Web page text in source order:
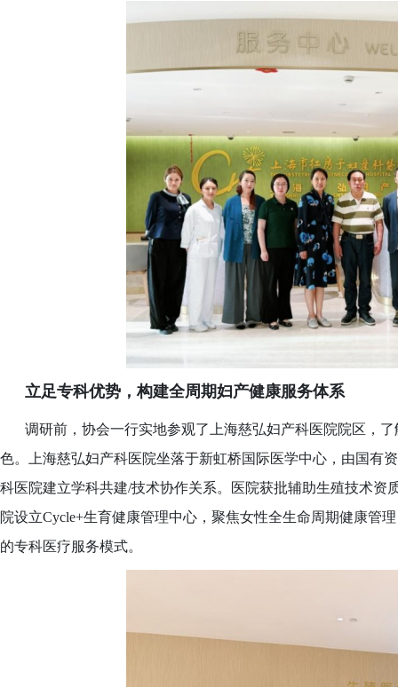
立足专科优势，构建全周期妇产健康服务体系
调研前，协会一行实地参观了上海慈弘妇产科医院院区，
色。上海慈弘妇产科医院坐落于新虹桥国际医学中心，由国有
科医院建立学科共建/技术协作关系。医院获批辅助生殖技术资
院设立Cycle+生育健康管理中心，聚焦女性全生命周期健康管
的专科医疗服务模式。